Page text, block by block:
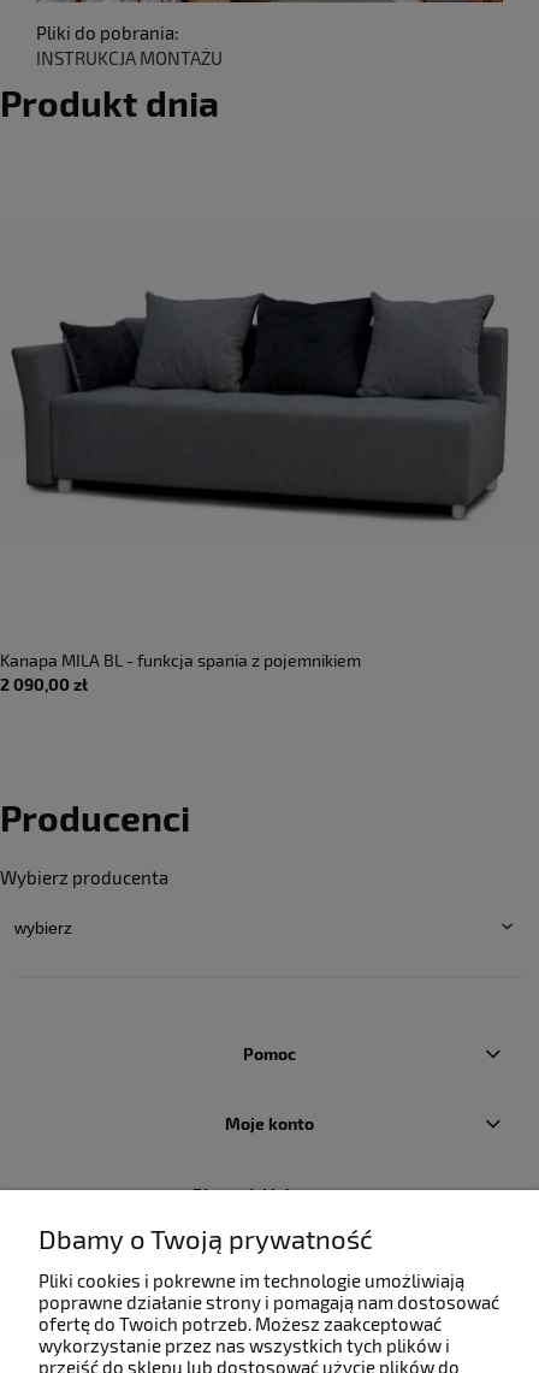
Pliki do pobrania:
INSTRUKCJA MONTAŻU
Produkt dnia
Kanapa MILA BL - funkcja spania z pojemnikiem
2 090,00 zł
Producenci
Wybierz producenta
Pomoc
Moje konto
Płatności i dostawa
O nas
Dbamy o Twoją prywatność
Pliki cookies i pokrewne im technologie umożliwiają
poprawne działanie strony i pomagają nam dostosować
ofertę do Twoich potrzeb. Możesz zaakceptować
wykorzystanie przez nas wszystkich tych plików i
przejść do sklepu lub dostosować użycie plików do